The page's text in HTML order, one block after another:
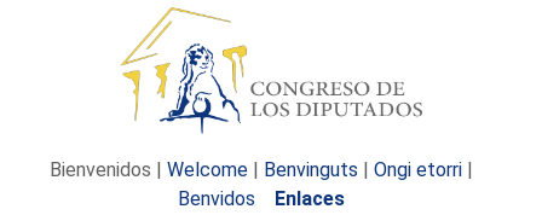
Bienvenidos | Welcome | Benvinguts | Ongi etorri |
Benvidos
Enlaces